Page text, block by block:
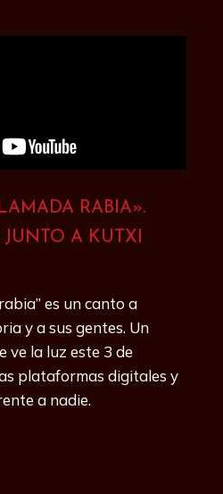
RABIA».
A KUTXI
es un canto a
y a sus gentes. Un
ve la luz este 3 de
plataformas digitales y
a nadie.